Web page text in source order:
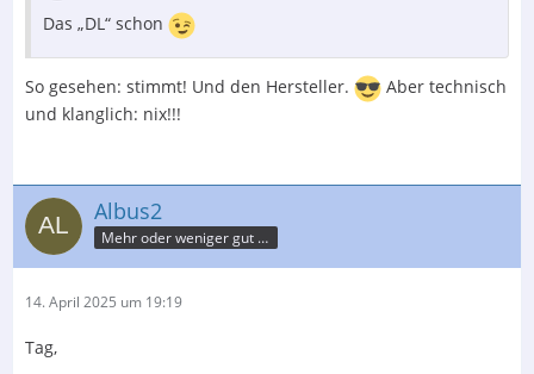
Das „DL“ schon
So gesehen: stimmt! Und den Hersteller.
Aber technisch
und klanglich: nix!!!
Albus2
Mehr oder weniger gut informierter Nutzer
14. April 2025 um 19:19
Tag,